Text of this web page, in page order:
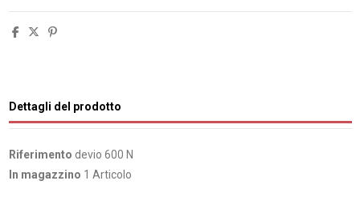
Dettagli del prodotto
Riferimento devio 600 N
In magazzino 1 Articolo